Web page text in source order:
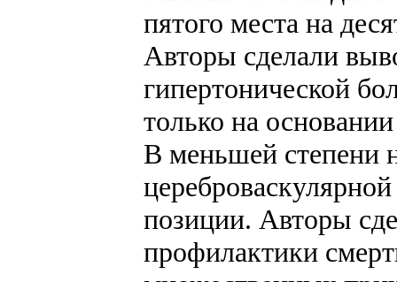
пятого места на
Авторы сделали
гипертонической
только на
В меньшей степени
позиции. Авторы
профилактики